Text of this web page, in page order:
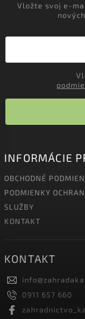
Vložte svoj e-
INFORMÁCIE
OBCHODNÉ
PODMIENKY
SLUŽBY
KONTAKT
KONTAKT
info@
0911 657 660